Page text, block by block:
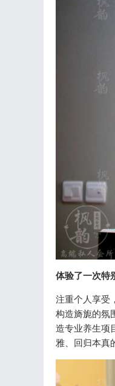
体验了一次特
注重个人享受
构造旖旎的氛
造专业养生项
雅、回归本真